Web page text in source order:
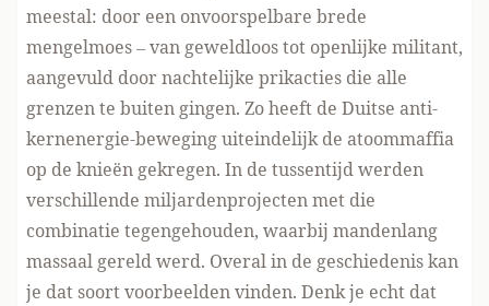
meestal: door een onvoorspelbare brede
mengelmoes – van geweldloos tot openlijke militant,
aangevuld door nachtelijke prikacties die alle
grenzen te buiten gingen. Zo heeft de Duitse anti-
kernenergie-beweging uiteindelijk de atoommaffia
op de knieën gekregen. In de tussentijd werden
verschillende miljardenprojecten met die
combinatie tegengehouden, waarbij mandenlang
massaal gereld werd. Overal in de geschiedenis kan
je dat soort voorbeelden vinden. Denk je echt dat